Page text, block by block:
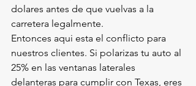
dolares antes de que vuelvas a la
carretera legalmente.
Entonces aqui esta el conflicto para
nuestros clientes. Si polarizas tu auto al
25% en las ventanas laterales
delanteras para cumplir con Texas, eres